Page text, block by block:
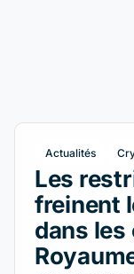
Actualités
Les
freinent
dans